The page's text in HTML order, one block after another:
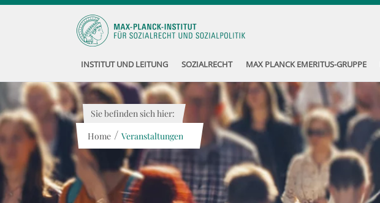
INSTITUT UND LEITUNG SOZIALRECHT MAX PLANCK EMERITUS-GRUPPE
Sie befinden sich hier:
Home / Veranstaltungen